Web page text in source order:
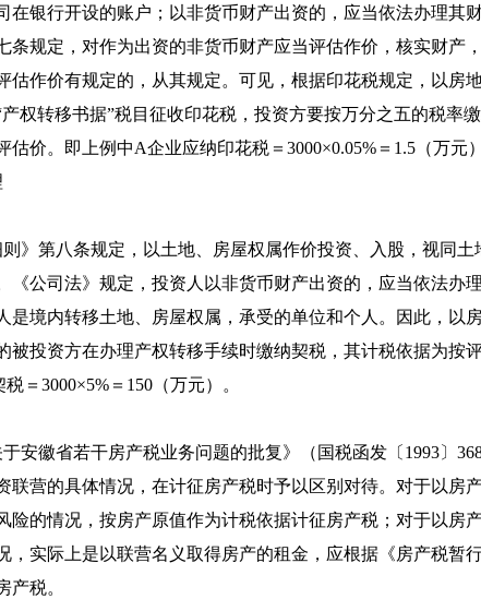
在银行开设的账户；以非货币财产出资的，应当依法办理其
条规定，对作为出资的非货币财产应当评估作价，核实财产
估作价有规定的，从其规定。可见，根据印花税规定，以房
权转移书据”税目征收印花税，投资方要按万分之五的税率
估价。即上例中A企业应纳印花税＝3000×0.05%＝1.5（万元）
》第八条规定，以土地、房屋权属作价投资、入股，视同
《公司法》规定，投资人以非货币财产出资的，应当依法办
是境内转移土地、房屋权属，承受的单位和个人。因此，以
被投资方在办理产权转移手续时缴纳契税，其计税依据为按
＝3000×5%＝150（万元）。
安徽省若干房产税业务问题的批复》（ 国税函发〔1993〕
联营的具体情况，在计征房产税时予以区别对待。对于以房
险的情况，按房产原值作为计税依据计征房产税；对于以房
，实际上是以联营名义取得房产的租金，应根据《房产税暂
产税。